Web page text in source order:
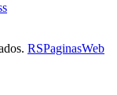
RSPaginasWeb